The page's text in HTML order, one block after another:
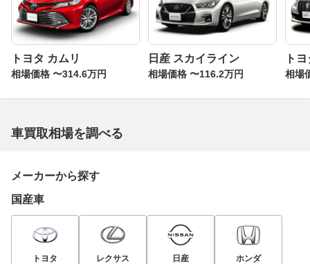
トヨタ カムリ
相場価格 〜314.6万円
日産 スカイライン
相場価格 〜116.2万円
ト
相場
車買取相場を調べる
メーカーから探す
国産車
トヨタ レクサス 日産 ホンダ